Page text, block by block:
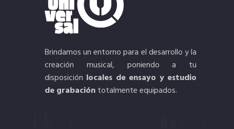
Brindamos un entorno para el desarrollo y la
creación musical, poniendo a tu
disposición locales de ensayo y estudio
de grabacióntotalmente equipados.